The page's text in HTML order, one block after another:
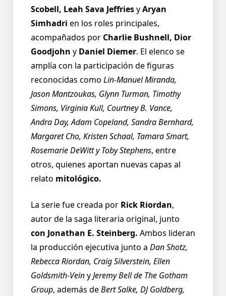
Scobell, Leah Sava JeffriesyAryan
Simhadri en los roles principales,
acompañados por Charlie Bushnell, Dior
Goodjohn y Daniel Diemer. El elenco se
amplía con la participación de figuras
reconocidas como Lin-Manuel Miranda,
Jason Mantzoukas, Glynn Turman, Timothy
Simons, Virginia Kull, Courtney B. Vance,
Andra Day, Adam Copeland, Sandra Bernhard,
Margaret Cho, Kristen Schaal, Tamara Smart,
Rosemarie DeWitt y Toby Stephens, entre
otros, quienes aportan nuevas capas al
relato mitológico.
La serie fue creada por Rick Riordan,
autor de la saga literaria original, junto
con Jonathan E. Steinberg. Ambos lideran
la producción ejecutiva junto a Dan Shotz,
Rebecca Riordan, Craig Silverstein, Ellen
Goldsmith-VeinyJeremy Bell de The Gotham
Group, además deBert Salke, DJ Goldberg,